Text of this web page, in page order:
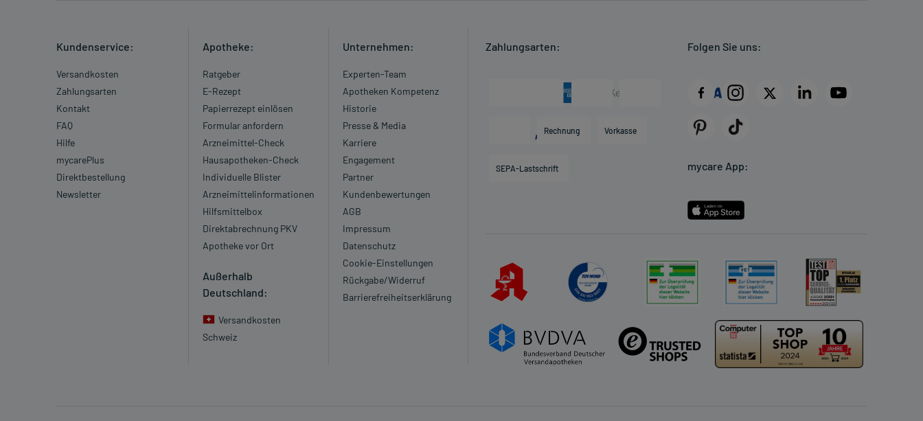
Kundenservice:
Versandkosten
Zahlungsarten
Kontakt
FAQ
Hilfe
mycarePlus
Direktbestellung
Newsletter
Apotheke:
Ratgeber
E-Rezept
Papierrezept einlösen
Formular anfordern
Arzneimittel-Check
Hausapotheken-Check
Individuelle Blister
Arzneimittelinformationen
Hilfsmittelbox
Direktabrechnung PKV
Apotheke vor Ort
Außerhalb
Deutschland:
Versandkosten
Schweiz
Unternehmen:
Experten-Team
Apotheken Kompetenz
Historie
Presse & Media
Karriere
Engagement
Partner
Kundenbewertungen
AGB
Impressum
Datenschutz
Cookie-Einstellungen
Rückgabe/Widerruf
Barrierefreiheitserklärung
Zahlungsarten:
Rechnung Vorkasse
SEPA-Lastschrift
Folgen Sie uns:
mycare App: